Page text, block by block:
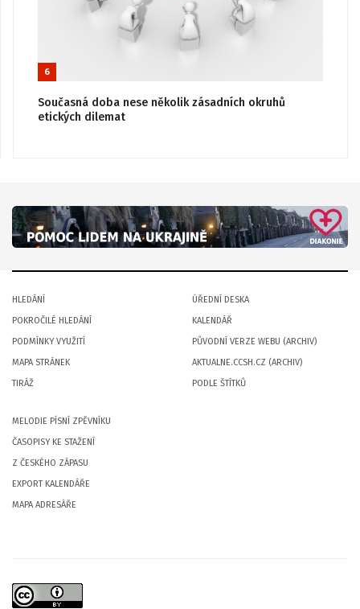
6
Současná doba nese několik zásadních okruhů
etických dilemat
HLEDÁNÍ
POKROČILÉ HLEDÁNÍ
PODMÍNKY VYUŽITÍ
MAPA STRÁNEK
TIRÁŽ
ÚŘEDNÍ DESKA
KALENDÁŘ
PŮVODNÍ VERZE WEBU (ARCHIV)
AKTUALNE.CCSH.CZ (ARCHIV)
PODLE ŠTÍTKŮ
MELODIE PÍSNÍ ZPĚVNÍKU
ČASOPISY KE STAŽENÍ
Z ČESKÉHO ZÁPASU
EXPORT KALENDÁŘE
MAPA ADRESÁŘE